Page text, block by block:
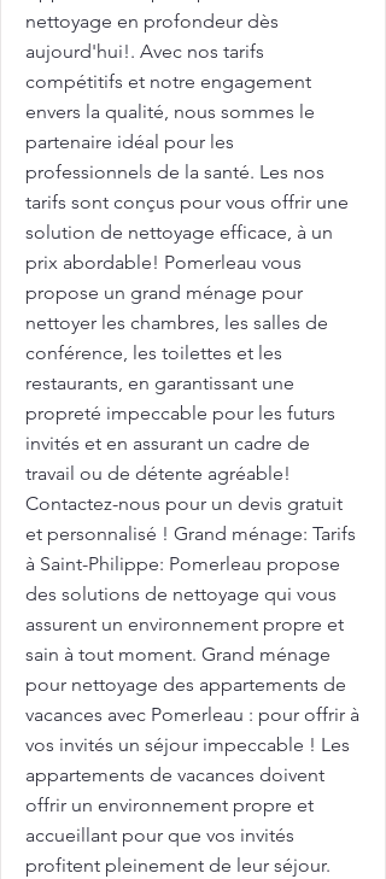
nettoyage en profondeur dès
aujourd'hui!. Avec nos tarifs
compétitifs et notre engagement
envers la qualité, nous sommes le
partenaire idéal pour les
professionnels de la santé. Les nos
tarifs sont conçus pour vous offrir une
solution de nettoyage efficace, à un
prix abordable! Pomerleau vous
propose un grand ménage pour
nettoyer les chambres, les salles de
conférence, les toilettes et les
restaurants, en garantissant une
propreté impeccable pour les futurs
invités et en assurant un cadre de
travail ou de détente agréable!
Contactez-nous pour un devis gratuit
et personnalisé ! Grand ménage: Tarifs
à Saint-Philippe: Pomerleau propose
des solutions de nettoyage qui vous
assurent un environnement propre et
sain à tout moment. Grand ménage
pour nettoyage des appartements de
vacances avec Pomerleau : pour offrir à
vos invités un séjour impeccable ! Les
appartements de vacances doivent
offrir un environnement propre et
accueillant pour que vos invités
profitent pleinement de leur séjour.